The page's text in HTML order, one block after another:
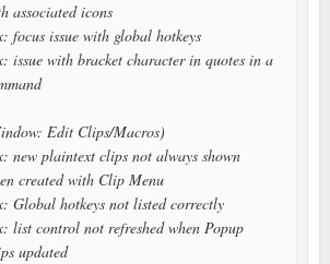
associated icons
focus issue with global hotkeys
issue with bracket character in quotes in a
Edit Clips/Macros)
new plaintext clips not always shown
created with Clip Menu
Global hotkeys not listed correctly
list control not refreshed when Popup
updated